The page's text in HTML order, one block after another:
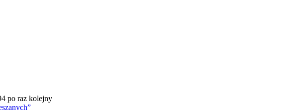
po raz kolejny